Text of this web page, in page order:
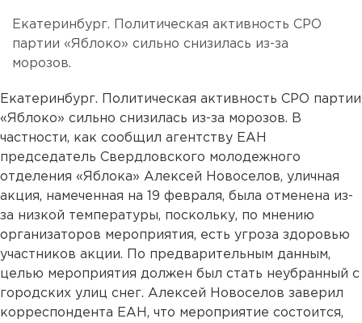
Екатеринбург. Политическая активность СРО
партии «Яблоко» сильно снизилась из-за
морозов.
Екатеринбург. Политическая активность СРО партии
«Яблоко» сильно снизилась из-за морозов. В
частности, как сообщил агентству ЕАН
председатель Свердловского молодежного
отделения «Яблока» Алексей Новоселов, уличная
акция, намеченная на 19 февраля, была отменена из-
за низкой температуры, поскольку, по мнению
организаторов мероприятия, есть угроза здоровью
участников акции. По предварительным данным,
целью мероприятия должен был стать неубранный с
городских улиц снег. Алексей Новоселов заверил
корреспондента ЕАН, что мероприятие состоится,